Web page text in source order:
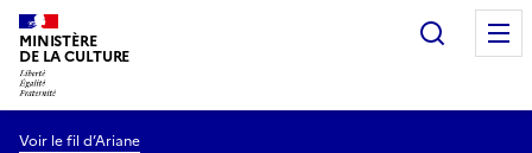
MINISTÈRE
DE LA CULTURE
Voir le fil d’Ariane